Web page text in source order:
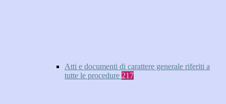
Atti e documenti di carattere generale riferiti a
tutte le procedure 217